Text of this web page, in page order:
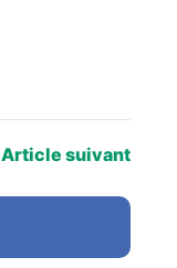
Article suivant